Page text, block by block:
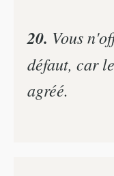
20. Vous
défaut, car
agréé.